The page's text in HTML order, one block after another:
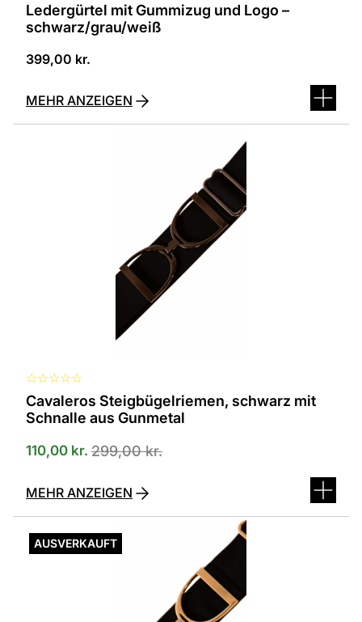
Ledergürtel mit Gummizug und Logo –
schwarz/grau/weiß
399,00 kr.
MEHR ANZEIGEN
☆☆☆☆☆
Cavaleros Steigbügelriemen, schwarz mit
Schnalle aus Gunmetal
299,00kr.
110,00 kr.
MEHR ANZEIGEN
AUSVERKAUFT